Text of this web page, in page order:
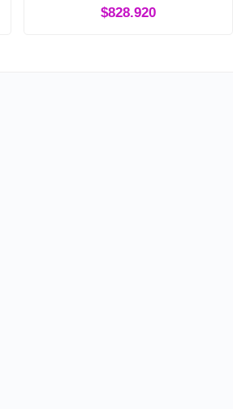
$828.920